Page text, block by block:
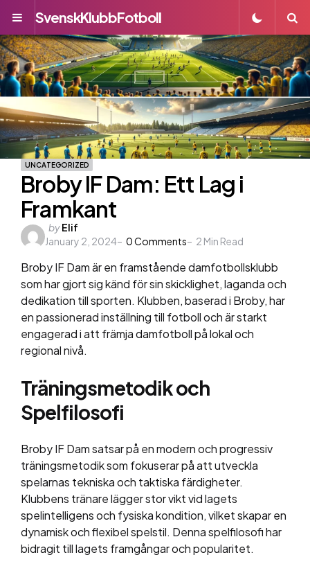
Menu
SvenskKlubbFotboll
UNCATEGORIZED
Broby IF Dam: Ett Lag i
Framkant
Posted
by
byElif
January 2, 2024
0Comments 2 Min Read
Broby IF Dam är en framstående damfotbollsklubb
som har gjort sig känd för sin skicklighet, laganda och
dedikation till sporten. Klubben, baserad i Broby, har
en passionerad inställning till fotboll och är starkt
engagerad i att främja damfotboll på lokal och
regional nivå.
Träningsmetodik och
Spelfilosofi
Broby IF Dam satsar på en modern och progressiv
träningsmetodik som fokuserar på att utveckla
spelarnas tekniska och taktiska färdigheter.
Klubbens tränare lägger stor vikt vid lagets
spelintelligens och fysiska kondition, vilket skapar en
dynamisk och flexibel spelstil. Denna spelfilosofi har
bidragit till lagets framgångar och popularitet.